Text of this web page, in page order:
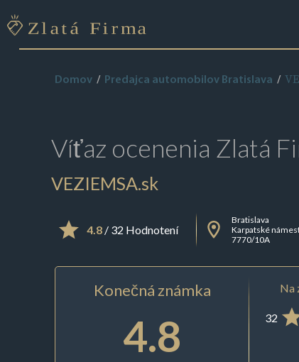
Domov Predajca automobilov Bratislava
Víťaz ocenenia Zlatá
VEZIEMSA.sk
4.8/ 32 Hodnotení
Bratislava
Karpatské
7770/10A
Konečná známka
4.8
Na
32